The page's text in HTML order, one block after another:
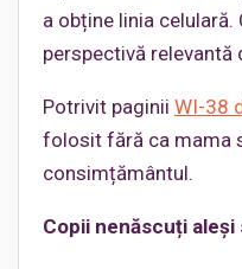
a obține linia celulară.
perspectivă
Potrivit paginii WI-38
folosit fără ca mama
consimțământul.
Copii nenăscuți